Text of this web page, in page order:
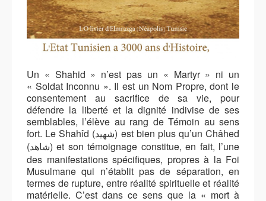
Un « Shahid » n’est pas un « Martyr » ni un
« Soldat Inconnu ». Il est un Nom Propre, dont le
consentement au sacrifice de sa vie, pour
défendre la liberté et la dignité indivise de ses
semblables, l’élève au rang de Témoin au sens
fort. Le Shahîd (شهيد) est bien plus qu’un Châhed
(شاهد) et son témoignage constitue, en fait, l’une
des manifestations spécifiques, propres à la Foi
Musulmane qui n’établit pas de séparation, en
termes de rupture, entre réalité spirituelle et réalité
matérielle. C’est dans ce sens que la « mort à